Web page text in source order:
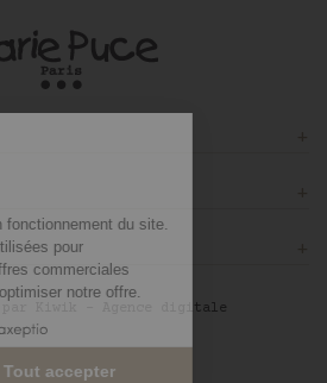
Kiwik - Agence digitale